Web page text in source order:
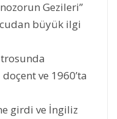
Gezileri”
büyük ilgi
ve 1960’ta
girdi ve İngiliz